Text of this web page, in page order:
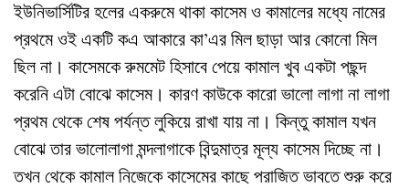
ইউনিভার্সিটির হলের একরুমে থাকা কাসেম ও কামালের মধ্যে নামের
প্রথমে ওই একটি কএ আকারে কা’এর মিল ছাড়া আর কোনো মিল
ছিল না। কাসেমকে রুমমেট হিসাবে পেয়ে কামাল খুব একটা পছন্দ
করেনি এটা বোঝে কাসেম। কারণ কাউকে কারো ভালো লাগা না লাগা
প্রথম থেকে শেষ পর্যন্ত লুকিয়ে রাখা যায় না। কিন্তু কামাল যখন
বোঝে তার ভালোলাগা মন্দলাগাকে বিন্দুমাত্র মূল্য কাসেম দিচ্ছে না।
তখন থেকে কামাল নিজেকে কাসেমের কাছে পরাজিত ভাবতে শুরু করে